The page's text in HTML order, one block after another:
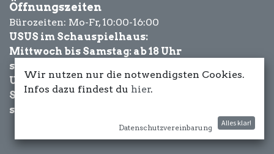
Öffnungszeiten
Bürozeiten: Mo-Fr, 10:00-16:00
USUS im Schauspielhaus:
Mittwoch bis Samstag: ab 18 Uhr
sowie Eventbezogen.
USUS am Wasser:
Schönwetter-
sowie Eventbezogen.
Wir nutzen nur die notwendigsten Cookies.
Infos dazu findest du hier.
Datenschutzvereinbarung
Alles klar!